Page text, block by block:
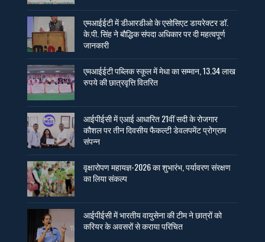
एमआईईटी में डीआरडीओ के एसोसिएट डायरेक्टर डॉ.
के.पी. सिंह ने बौद्धिक संपदा अधिकार पर दी महत्वपूर्ण
जानकारी
एमआईईटी पब्लिक स्कूल में मेधा का सम्मान, 13.34 लाख
रुपये की छात्रवृत्ति वितरित
आईपीईसी में एआई आधारित 21वीं सदी के रोजगार
कौशल पर तीन दिवसीय फैकल्टी डेवलपमेंट प्रोग्राम
संपन्न
वृक्षारोपण महायज्ञ-2026 का शुभारंभ, पर्यावरण संरक्षण
का लिया संकल्प
आईपीईसी में भारतीय वायुसेना की टीम ने छात्रों को
करियर के अवसरों से कराया परिचित